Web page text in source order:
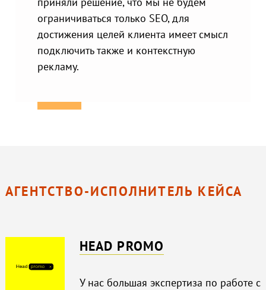
ограничиваться только SEO, для
достижения целей клиента имеет смысл
подключить также и контекстную
рекламу.
АГЕНТСТВО-ИСПОЛНИТЕЛЬ КЕЙСА
HEAD PROMO
У нас большая экспертиза по работе с